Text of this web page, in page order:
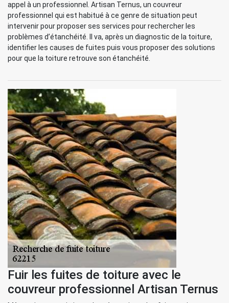
appel à un professionnel. Artisan Ternus, un couvreur
professionnel qui est habitué à ce genre de situation peut
intervenir pour proposer ses services pour rechercher les
problèmes d’étanchéité. Il va, après un diagnostic de la toiture,
identifier les causes de fuites puis vous proposer des solutions
pour que la toiture retrouve son étanchéité.
Fuir les fuites de toiture avec le
couvreur professionnel Artisan Ternus